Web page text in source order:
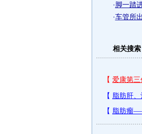
·脚一踏
·车管所
相关搜索